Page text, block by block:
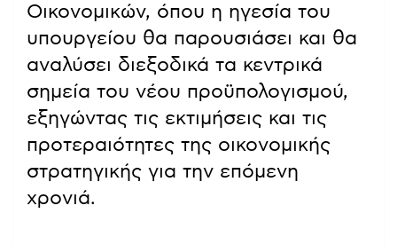
Οικονομικών, όπου η ηγεσία του
υπουργείου θα παρουσιάσει και θα
αναλύσει διεξοδικά τα κεντρικά
σημεία του νέου προϋπολογισμού,
εξηγώντας τις εκτιμήσεις και τις
προτεραιότητες της οικονομικής
στρατηγικής για την επόμενη
χρονιά.